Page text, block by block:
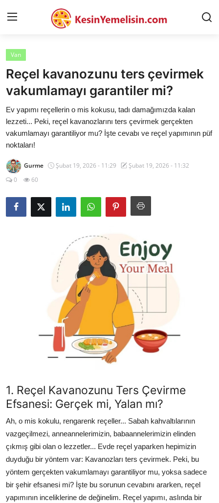
AnaSayfa
Gizlilik Sözleşmesi
Rüya Tabirleri
Diyet & Sağlıklı Beslenme
İletişim
Şehirler
Gıda Güvenliği & Bilimi
Kalori & Diyet Rehberi
Mutfak Püf Noktaları & İpuçları
Mekan & Lezzet Rotaları
Temel Gıda ve Ürün Rehberleri
İçecek Kültürü & Barista
Yöresel Tarifler & Ev Yemekleri
İçecek Kültürü & Rehberleri
Popüler Kültür & Mutfak Tarihi
Mutfak Temizliği & Pratik Bilgiler
Anne & Bebek Beslenmesi
Mutfak Sırları & Teknikler
Gıda Sözlüğü & Nedir?
Van
Reçel kavanozunu ters çevirmek
vakumlamayı garantiler mi?
Ev yapımı reçellerin o mis kokusu, tadı damağımızda kalan
lezzeti... Peki, reçel kavanozlarını ters çevirmek gerçekten
vakumlamayı garantiliyor mu? İşte cevabı ve reçel yapımının püf
noktaları!
Gurme Şubat 19, 2026 - 11:29
Şubat 19, 2026 - 11:32
0
60
1. Reçel Kavanozunu Ters Çevirme
Efsanesi: Gerçek mi, Yalan mı?
Ah, o mis kokulu, rengarenk reçeller... Sabah kahvaltılarının
vazgeçilmezi, anneannelerimizin, babaannelerimizin elinden
çıkmış gibi olan o lezzetler... Evde reçel yaparken hepimizin
duyduğu bir yöntem var: Kavanozları ters çevirmek. Peki, bu
yöntem gerçekten vakumlamayı garantiliyor mu, yoksa sadece
bir şehir efsanesi mi? İşte bu sorunun cevabını ararken, reçel
yapımının inceliklerine de değinelim. Reçel yapımı, aslında bir